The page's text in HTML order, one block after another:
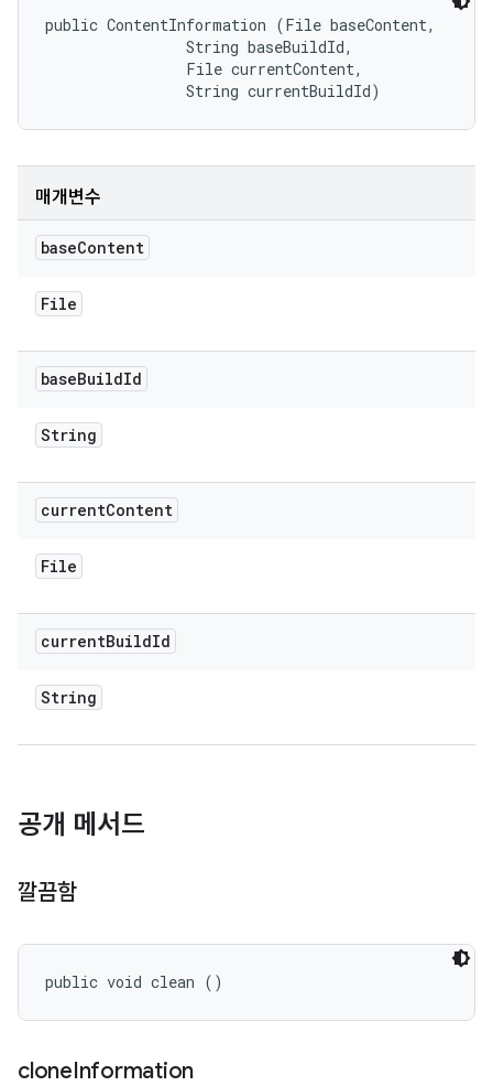
public ContentInformation (File baseContent,
                String baseBuildId,
                File currentContent,
                String currentBuildId)
매개변수
baseContent
File
baseBuildId
String
currentContent
File
currentBuildId
String
공개 메서드
깔끔함
public void clean ()
cloneInformation